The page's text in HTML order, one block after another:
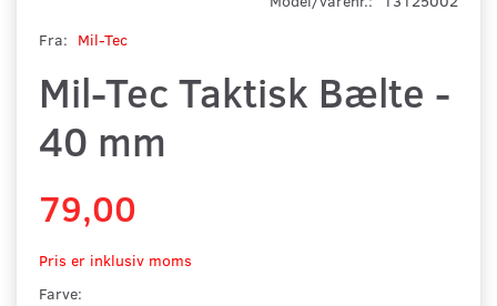
Fra: Mil-Tec
Mil-Tec Taktisk Bælte -
40 mm
79,00
Pris er inklusiv moms
Farve: